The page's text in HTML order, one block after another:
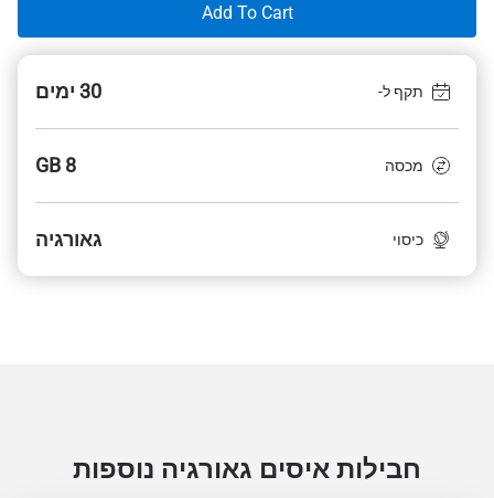
Add To Cart
תקף ל- 30 ימים
מכסה 8 GB
כיסוי גאורגיה
חבילות איסים גאורגיה נוספות